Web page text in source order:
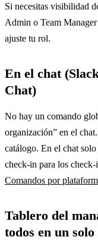
Si necesitas visibilidad
Admin o Team
ajuste tu rol.
En el chat
Chat)
No hay un comando
organización” en el
catálogo. En el chat
check-in para los check-
Comandos por
Tablero del
todos en un